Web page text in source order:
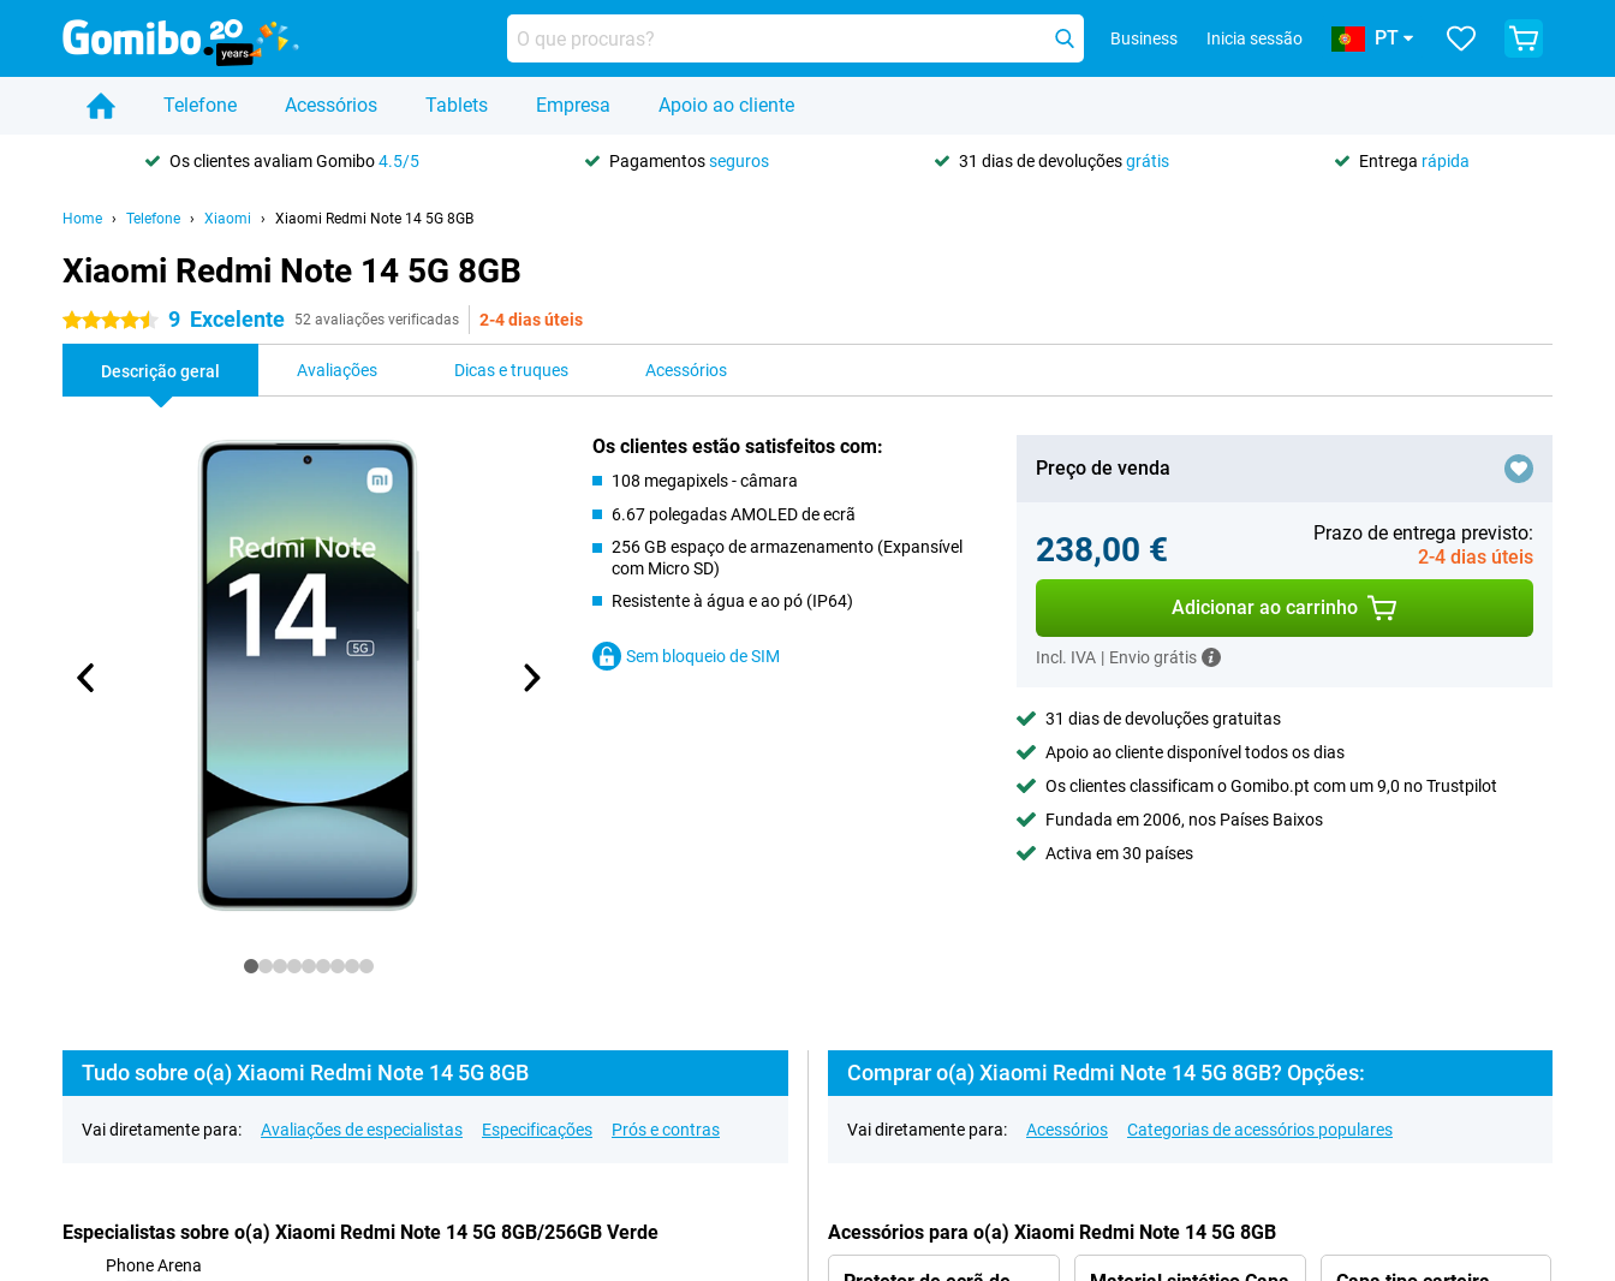
Business Inicia sessão PT
Telefone Acessórios Tablets Empresa Apoio ao cliente
Os clientes avaliam Gomibo4.5/5 Pagamentosseguros 31 dias de devoluçõesgrátis Entrega rápida
Home Telefone Xiaomi Xiaomi Redmi Note 14 5G 8GB
Xiaomi Redmi Note 14 5G 8GB
4.5 estrelas 9 Excelente 52 avaliações verificadas 2-4 dias úteis
Descrição geral Avaliações Dicas e truques Acessórios
Os clientes estão satisfeitos com:
108 megapixels - câmara
6.67 polegadas AMOLED de ecrã
256 GB espaço de armazenamento (Expansível
com Micro SD)
Resistente à água e ao pó (IP64)
Sem bloqueio de SIM
Preço de venda
238,00 €
Prazo de entrega previsto:
2-4 dias úteis
Adicionar ao carrinho
Incl. IVA | Envio grátis
31 dias de devoluções gratuitas
Apoio ao cliente disponível todos os dias
Os clientes classificam o Gomibo.pt com um 9,0 no Trustpilot
Fundada em 2006, nos Países Baixos
Activa em 30 países
Tudo sobre o(a) Xiaomi Redmi Note 14 5G 8GB
Vai diretamente para: Avaliações de especialistas Especificações Prós e contras
Especialistas sobre o(a) Xiaomi Redmi Note 14 5G 8GB/256GB Verde
Phone Arena
Comprar o(a) Xiaomi Redmi Note 14 5G 8GB? Opções:
Vai diretamente para: Acessórios Categorias de acessórios populares
Acessórios para o(a) Xiaomi Redmi Note 14 5G 8GB